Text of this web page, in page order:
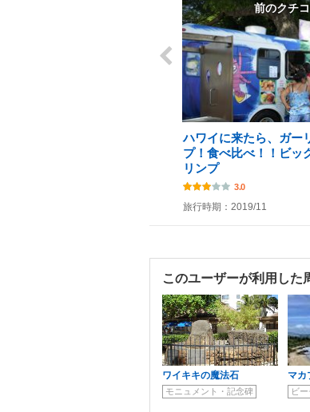
前のクチ
ハワイに来たら、ガー
プ！食べ比べ！！ビッ
リンプ
3.0
旅行時期：2019/11
このユーザーが利用した
ワイキキの魔法石
モニュメント・記念碑
マカ
ビー